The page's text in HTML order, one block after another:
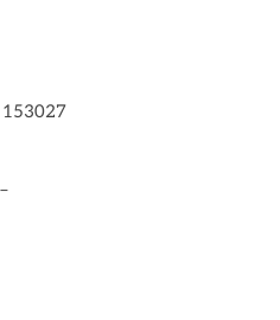
153027
–